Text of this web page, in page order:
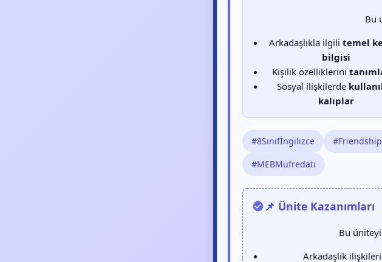
Bu
Arkadaşlıkla ilgili temel
bilgisi
Kişilik özelliklerini
Sosyal ilişkilerde
kalıplar
#8Sınıfİngilizce
#MEBMüfredatı
📌 Ünite Kazanımları
Bu
Arkadaşlık